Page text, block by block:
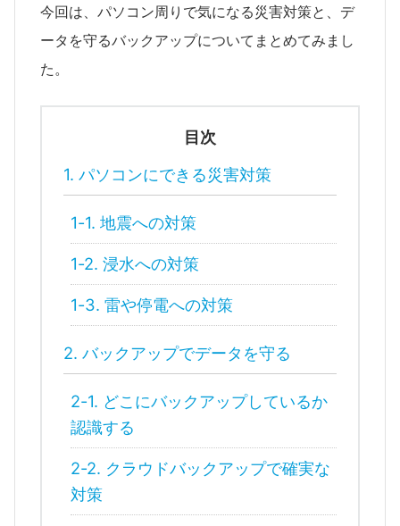
今回は、パソコン周りで気になる災害対策と、デ
ータを守るバックアップについてまとめてみまし
た。
目次
1. パソコンにできる災害対策
1-1. 地震への対策
1-2. 浸水への対策
1-3. 雷や停電への対策
2. バックアップでデータを守る
2-1. どこにバックアップしているか
認識する
2-2. クラウドバックアップで確実な
対策